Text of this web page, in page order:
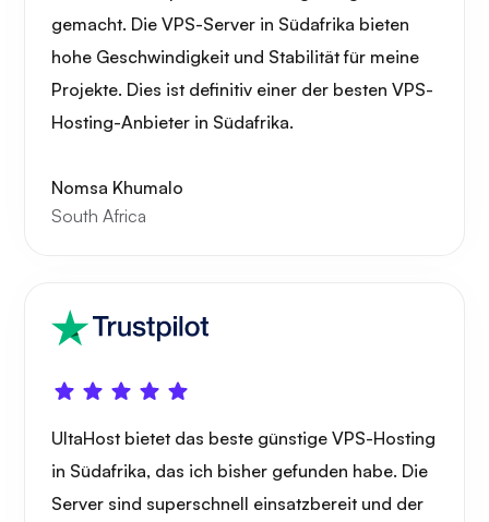
gemacht. Die VPS-Server in Südafrika bieten
hohe Geschwindigkeit und Stabilität für meine
Projekte. Dies ist definitiv einer der besten VPS-
Hosting-Anbieter in Südafrika.
Nomsa Khumalo
South Africa
UltaHost bietet das beste günstige VPS-Hosting
in Südafrika, das ich bisher gefunden habe. Die
Server sind superschnell einsatzbereit und der